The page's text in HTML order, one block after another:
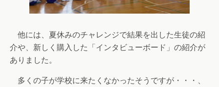
他には、夏休みのチャレンジで結果を出した生徒の紹
介や、新しく購入した「インタビューボード」の紹介が
ありました。
多くの子が学校に来たくなかったそうですが・・・、